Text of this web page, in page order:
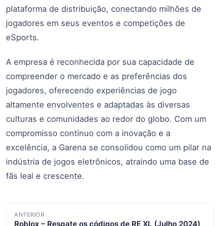
plataforma de distribuição, conectando milhões de
jogadores em seus eventos e competições de
eSports.
A empresa é reconhecida por sua capacidade de
compreender o mercado e as preferências dos
jogadores, oferecendo experiências de jogo
altamente envolventes e adaptadas às diversas
culturas e comunidades ao redor do globo. Com um
compromisso contínuo com a inovação e a
excelência, a Garena se consolidou como um pilar na
indústria de jogos eletrônicos, atraindo uma base de
fãs leal e crescente.
Navegação
ANTERIOR
Roblox – Resgate os códigos de RE XL (Julho 2024)